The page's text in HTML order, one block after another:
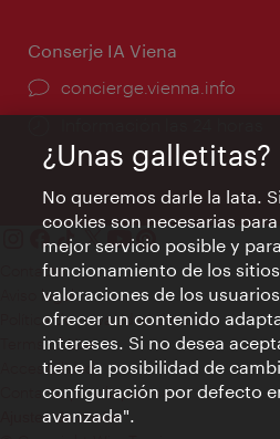
Conserje IA Viena
concierge.vienna.info
Contacto
Aviso legal
Política de privacidad de datos
Terms of Use
Accesibilidad
Contacto para la prensa
Ajustes de cookie
¿Unas galletitas?
No queremos darle la lata.
cookies son necesarias
mejor servicio posible y
funcionamiento de los
valoraciones de los
ofrecer un contenido
intereses. Si no desea
tiene la posibilidad de
configuración por defecto
avanzada".